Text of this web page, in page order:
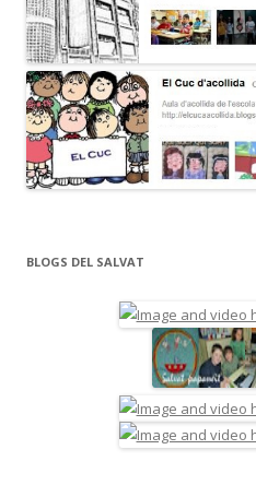
BLOGS DEL SALVAT